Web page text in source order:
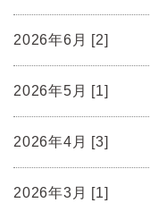
2026年6月 [2]
2026年5月 [1]
2026年4月 [3]
2026年3月 [1]